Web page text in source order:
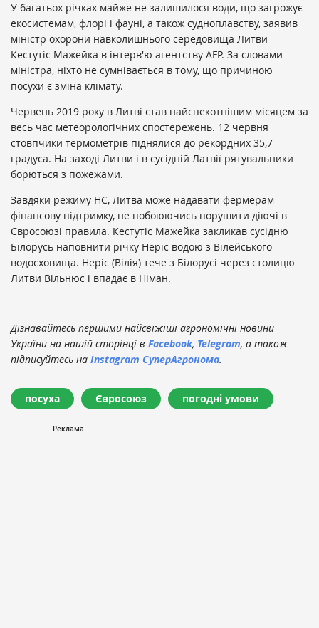
У багатьох річках майже не залишилося води, що загрожує
екосистемам, флорі і фауні, а також судноплавству, заявив
міністр охорони навколишнього середовища Литви
Кестутіс Мажейка в інтерв'ю агентству AFP. За словами
міністра, ніхто не сумнівається в тому, що причиною
посухи є зміна клімату.
Червень 2019 року в Литві став найспекотнішим місяцем за
весь час метеорологічних спостережень. 12 червня
стовпчики термометрів піднялися до рекордних 35,7
градуса. На заході Литви і в сусідній Латвії рятувальники
борються з пожежами.
Завдяки режиму НС, Литва може надавати фермерам
фінансову підтримку, не побоюючись порушити діючі в
Євросоюзі правила. Кестутіс Мажейка закликав сусідню
Білорусь наповнити річку Неріс водою з Вілейського
водосховища. Неріс (Вілія) тече з Білорусі через столицю
Литви Вільнюс і впадає в Німан.
Дізнавайтесь першими найсвіжіші агрономічні новини
України на нашій сторінці в Facebook, Telegram, а також
підписуйтесь на Instagram СуперАгронома.
посуха Євросоюз погодні умови